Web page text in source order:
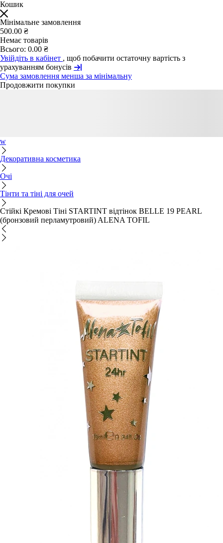
Кошик
Мінімальне замовлення
500.00 ₴
Немає товарів
Всього: 0.00 ₴
Увійдіть в кабінет , щоб побачити остаточну вартість з
урахуванням бонусів
Сума замовлення менша за мінімальну
Продовжити покупки
w
Декоративна косметика
Очі
Тінти та тіні для очей
Стійкі Кремові Тіні STARTINT відтінок BELLE 19 PEARL
(бронзовий перламутровий) ALENA TOFIL